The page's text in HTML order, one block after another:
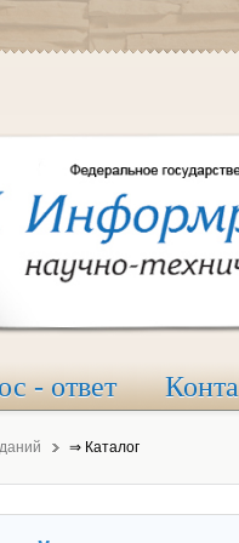
- ответ
⇒ Каталог